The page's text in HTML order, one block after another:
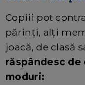
Copiii pot
părinți, alți
joacă, de clasă
răspândesc
moduri: